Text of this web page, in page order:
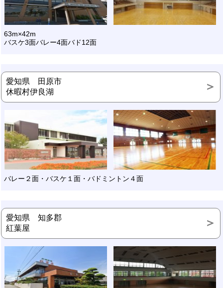
63m×42m
バスケ3面バレー4面バド12面
愛知県 田原市
休暇村伊良湖
バレー２面・バスケ１面・バドミントン４面
愛知県 知多郡
紅葉屋